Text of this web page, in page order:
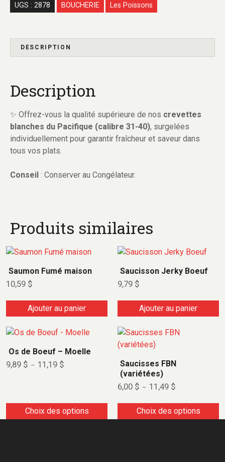
UGS : 2878 BOUCHERIE Les Poissons
DESCRIPTION
Description
✨ Offrez-vous la qualité supérieure de nos crevettes
blanches du Pacifique (calibre 31-40), surgelées
individuellement pour garantir fraîcheur et saveur dans
tous vos plats.
Conseil : Conserver au Congélateur.
Produits similaires
Saumon Fumé maison
10,59 $
Ajouter au panier
Saucisson Jerky Boeuf
9,79 $
Ajouter au panier
Os de Boeuf – Moelle
9,89 $ – 11,19 $
Choix des options
Saucisses FBN
(variétées)
6,00 $ – 11,49 $
Choix des options